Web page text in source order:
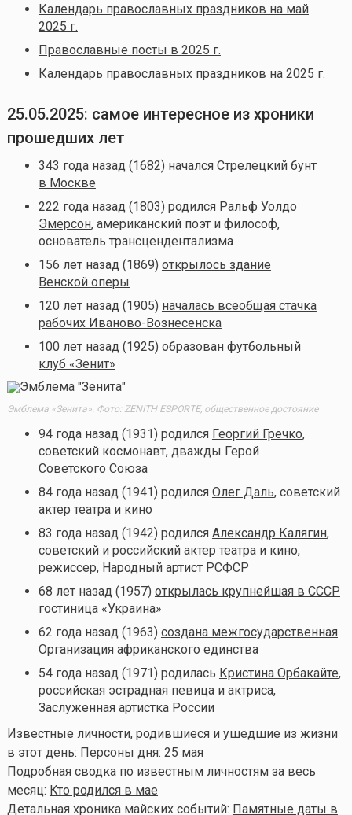
Календарь православных праздников на май
2025 г.
Православные посты в 2025 г.
Календарь православных праздников на 2025 г.
25.05.2025: самое интересное из хроники
прошедших лет
343 года назад (1682) начался Стрелецкий бунт
в Москве
222 года назад (1803) родился Ральф Уолдо
Эмерсон, американский поэт и философ,
основатель трансцендентализма
156 лет назад (1869) открылось здание
Венской оперы
120 лет назад (1905) началась всеобщая стачка
рабочих Иваново-Вознесенска
100 лет назад (1925) образован футбольный
клуб «Зенит»
Эмблема «Зенита». Фото: ZENITH ESPORTE, общественное достояние
94 года назад (1931) родился Георгий Гречко,
советский космонавт, дважды Герой
Советского Союза
84 года назад (1941) родился Олег Даль, советский
актер театра и кино
83 года назад (1942) родился Александр Калягин,
советский и российский актер театра и кино,
режиссер, Народный артист РСФСР
68 лет назад (1957) открылась крупнейшая в СССР
гостиница «Украина»
62 года назад (1963) создана межгосударственная
Организация африканского единства
54 года назад (1971) родилась Кристина Орбакайте,
российская эстрадная певица и актриса,
Заслуженная артистка России
Известные личности, родившиеся и ушедшие из жизни
в этот день: Персоны дня: 25 мая
Подробная сводка по известным личностям за весь
месяц: Кто родился в мае
Детальная хроника майских событий: Памятные даты в